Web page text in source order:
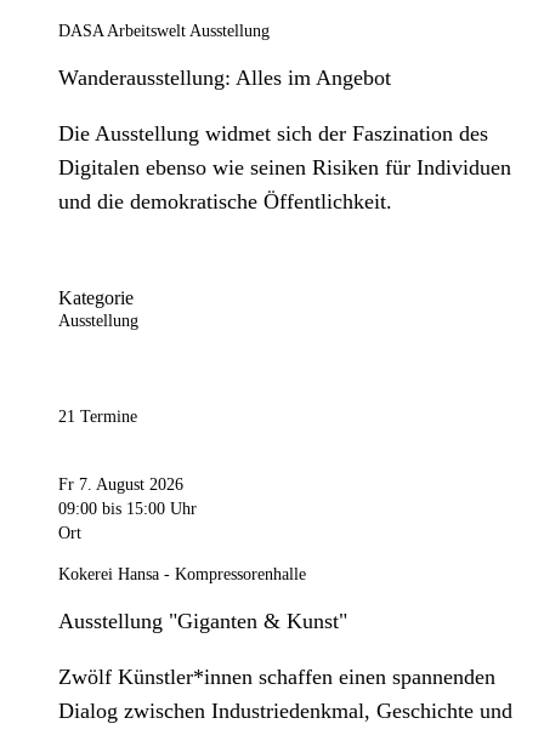
DASA Arbeitswelt Ausstellung
Wanderausstellung: Alles im Angebot
Die Ausstellung widmet sich der Faszination des
Digitalen ebenso wie seinen Risiken für Individuen
und die demokratische Öffentlichkeit.
Kategorie
Ausstellung
21 Termine
Fr 7. August 2026
09:00 bis 15:00 Uhr
Ort
Kokerei Hansa - Kompressorenhalle
Ausstellung "Giganten & Kunst"
Zwölf Künstler*innen schaffen einen spannenden
Dialog zwischen Industriedenkmal, Geschichte und